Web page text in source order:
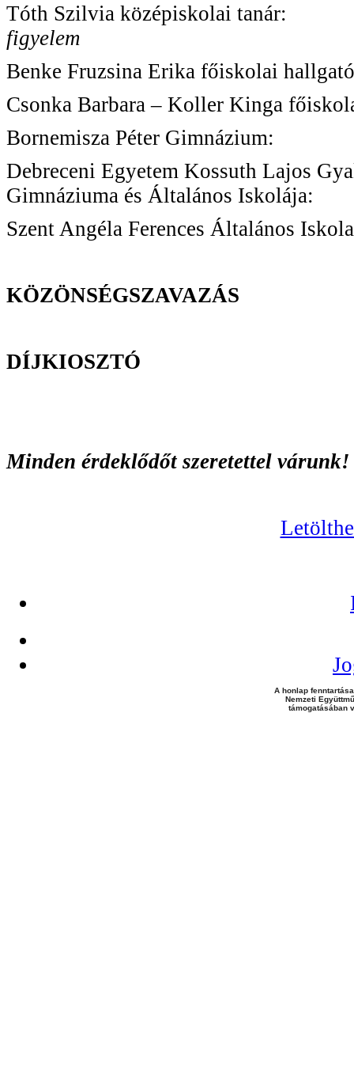
Tóth Szilvia
figyelem
Benke Fruzsina Erika
Csonka Barbara – Koller Kinga
Bornemisza Péter
Debreceni Egyetem Kossuth Lajos
Gimnáziuma és
Szent Angéla Ferences Általános
KÖZÖNSÉGSZAVAZÁS
DÍJKIOSZTÓ
Minden érdeklődőt szeretettel várunk!
A honlap
Nemzeti
támogatásában